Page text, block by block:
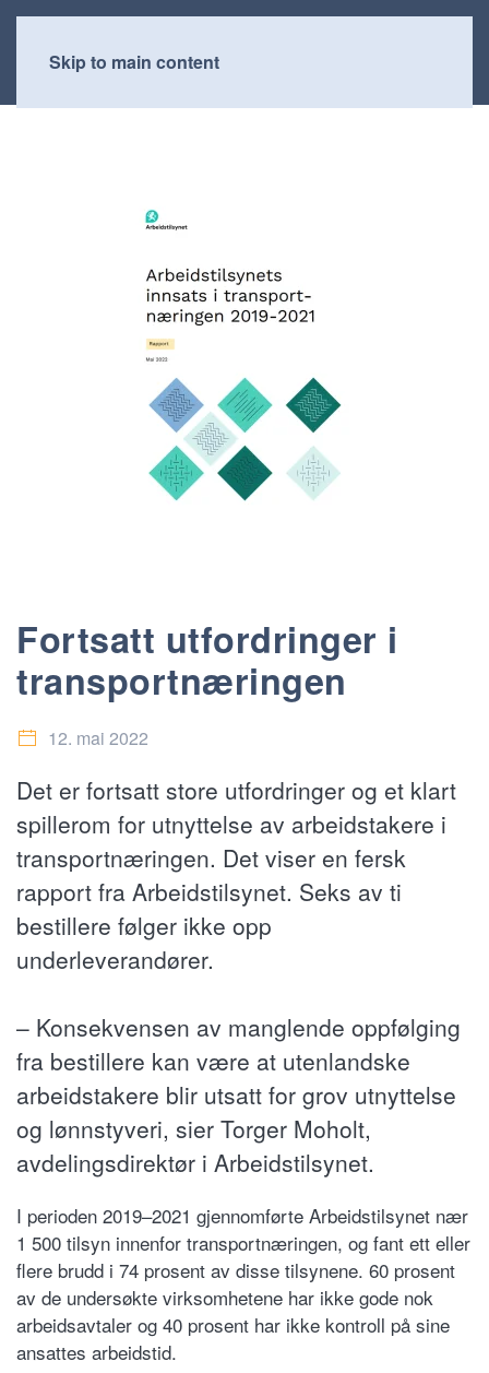
Skip to main content
Fortsatt utfordringer i
transportnæringen
12. mai 2022
Det er fortsatt store utfordringer og et klart
spillerom for utnyttelse av arbeidstakere i
transportnæringen. Det viser en fersk
rapport fra Arbeidstilsynet. Seks av ti
bestillere følger ikke opp
underleverandører.
– Konsekvensen av manglende oppfølging
fra bestillere kan være at utenlandske
arbeidstakere blir utsatt for grov utnyttelse
og lønnstyveri, sier Torger Moholt,
avdelingsdirektør i Arbeidstilsynet.
I perioden 2019–2021 gjennomførte Arbeidstilsynet nær
1 500 tilsyn innenfor transportnæringen, og fant ett eller
flere brudd i 74 prosent av disse tilsynene. 60 prosent
av de undersøkte virksomhetene har ikke gode nok
arbeidsavtaler og 40 prosent har ikke kontroll på sine
ansattes arbeidstid.